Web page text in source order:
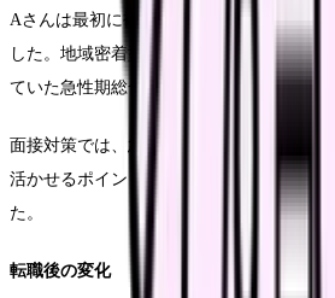
Aさんは最初に複数の転職エージェントに
した。地域密着型エージェントからの提
ていた急性期総合病院の情報を得ることが
面接対策では、急性期での経験不足を補
活かせるポイントを丁寧に整理し、アピ
た。
転職後の変化